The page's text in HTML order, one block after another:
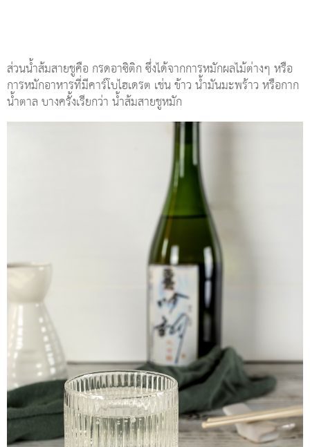
ส่วนน้ำส้มสายชูคือ กรดอาซิติก ซึ่งได้จากการหมักผลไม้ต่างๆ หรือ
การหมักอาหารที่มีคาร์โบไฮเดรต เช่น ข้าว น้ำมันมะพร้าว หรือกาก
น้ำตาล บางครั้งเรียกว่า น้ำส้มสายชูหมัก